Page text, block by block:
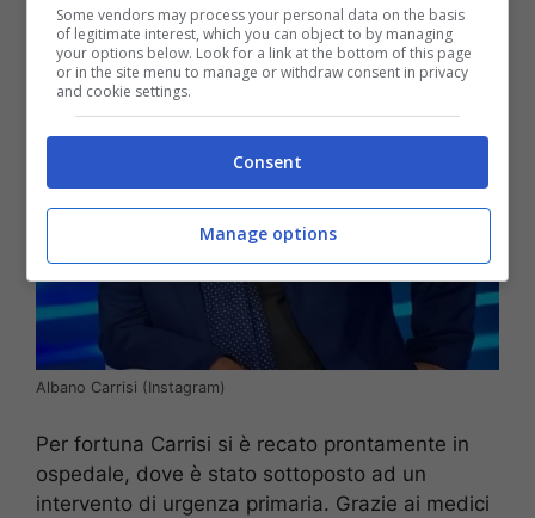
conto con il mio corpo”.
Albano Carrisi (Instagram)
Per fortuna Carrisi si è recato prontamente in
ospedale, dove è stato sottoposto ad un
intervento di urgenza primaria. Grazie ai medici
Some vendors may process your personal data on the basis
of legitimate interest, which you can object to by managing
your options below. Look for a link at the bottom of this page
or in the site menu to manage or withdraw consent in privacy
and cookie settings.
Consent
Manage options